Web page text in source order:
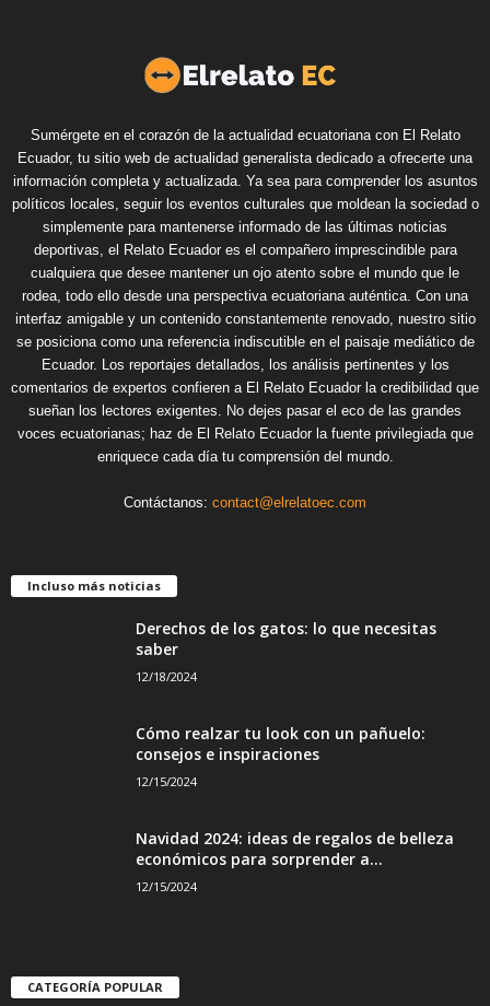
Sumérgete en el corazón de la actualidad ecuatoriana con El Relato
Ecuador, tu sitio web de actualidad generalista dedicado a ofrecerte una
información completa y actualizada. Ya sea para comprender los asuntos
políticos locales, seguir los eventos culturales que moldean la sociedad o
simplemente para mantenerse informado de las últimas noticias
deportivas, el Relato Ecuador es el compañero imprescindible para
cualquiera que desee mantener un ojo atento sobre el mundo que le
rodea, todo ello desde una perspectiva ecuatoriana auténtica. Con una
interfaz amigable y un contenido constantemente renovado, nuestro sitio
se posiciona como una referencia indiscutible en el paisaje mediático de
Ecuador. Los reportajes detallados, los análisis pertinentes y los
comentarios de expertos confieren a El Relato Ecuador la credibilidad que
sueñan los lectores exigentes. No dejes pasar el eco de las grandes
voces ecuatorianas; haz de El Relato Ecuador la fuente privilegiada que
enriquece cada día tu comprensión del mundo.
Contáctanos: contact@elrelatoec.com
Incluso más noticias
Derechos de los gatos: lo que necesitas
saber
12/18/2024
Cómo realzar tu look con un pañuelo:
consejos e inspiraciones
12/15/2024
Navidad 2024: ideas de regalos de belleza
económicos para sorprender a...
12/15/2024
CATEGORÍA POPULAR